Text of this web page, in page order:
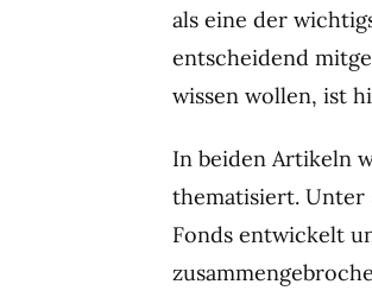
als eine der
entscheidend
wissen wollen, ist
In beiden Artikeln
thematisiert. Unter
Fonds entwickelt